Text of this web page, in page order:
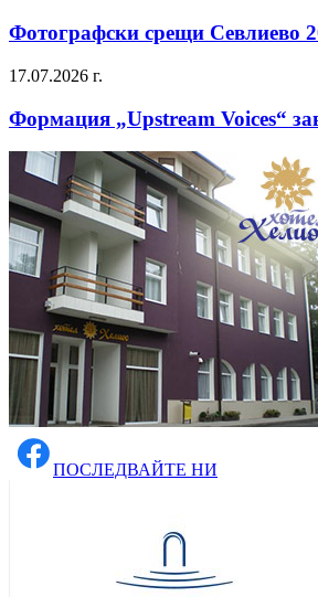
Фотографски срещи Севлиево
17.07.2026 г.
Формация „Upstream Voices“
ПОСЛЕДВАЙТЕ НИ